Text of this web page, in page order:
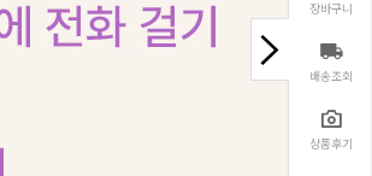
장바구니
배송조회
상품후기